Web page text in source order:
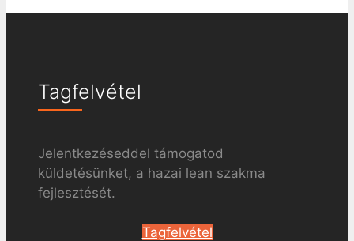
Tagfelvétel
Jelentkezéseddel támogatod
küldetésünket, a hazai lean szakma
fejlesztését.
Tagfelvétel